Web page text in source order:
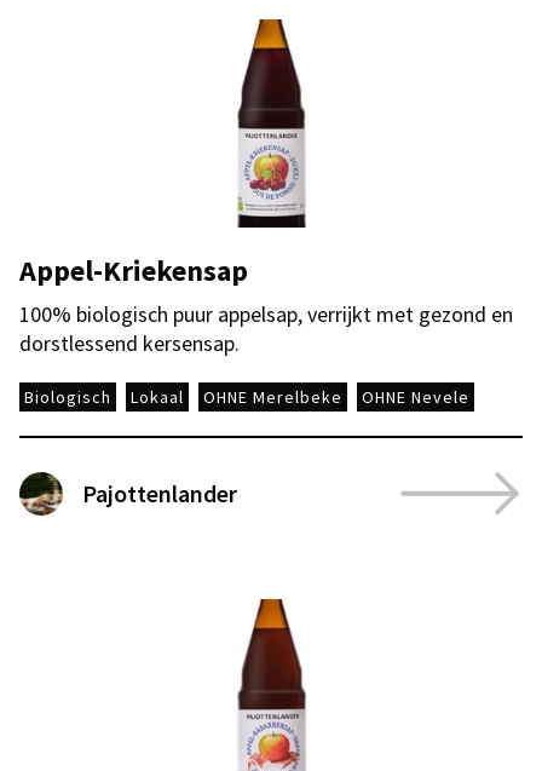
Appel-Kriekensap
100% biologisch puur appelsap, verrijkt met gezond en
dorstlessend kersensap.
Biologisch Lokaal OHNE Merelbeke OHNE Nevele
Pajottenlander